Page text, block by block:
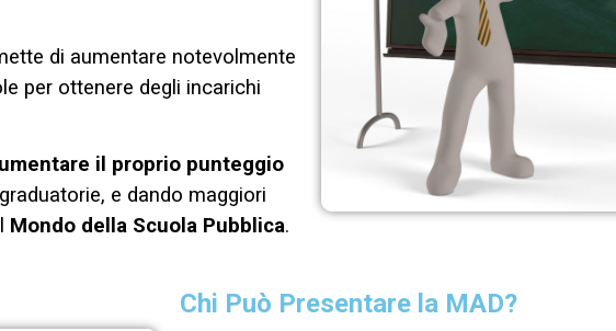
di aumentare notevolmente
per ottenere degli incarichi
il proprio punteggio
e dando maggiori
Mondo della Scuola Pubblica.
Chi Può Presentare la MAD?